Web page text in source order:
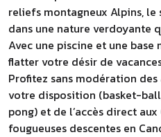
reliefs montagneux Alpins,
dans une nature verdoyante
Avec une piscine et une
flatter votre désir de
Profitez sans modération
votre disposition (basket-
pong) et de l’accès direct
fougueuses descentes en